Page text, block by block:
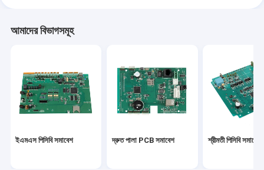
মেডিকেল PCBA
আমাদের বিভাগসমূহ
ইএমএস পিসিবি সমাবেশ দ্রুত পালা PCB সমাবেশ শ্রীমতী পিসিবি সমাবেশ